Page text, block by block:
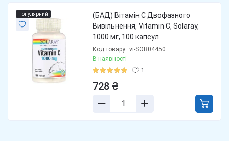
Популярний
(БАД) Вітамін С Двофазного
Вивільнення, Vitamin C, Solaray,
1000 мг, 100 капсул
Код товару: vi-SOR04450
В наявності
1
728 ₴